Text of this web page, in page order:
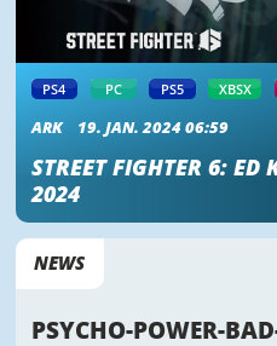
PS4 PC PS5 XBSX
ARK 19. JAN. 2024 06:59
STREET FIGHTER 6: ED
2024
NEWS
PSYCHO-POWER-